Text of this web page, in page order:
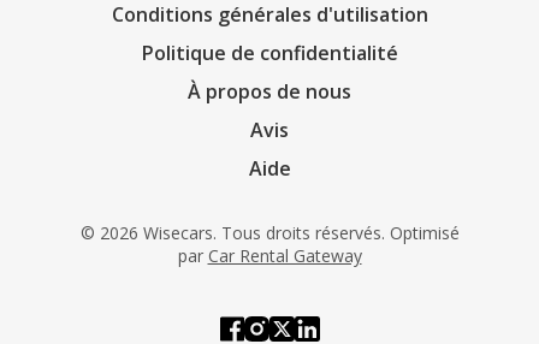
Conditions générales d'utilisation
Politique de confidentialité
À propos de nous
Avis
Aide
© 2026 Wisecars. Tous droits réservés. Optimisé
par Car Rental Gateway